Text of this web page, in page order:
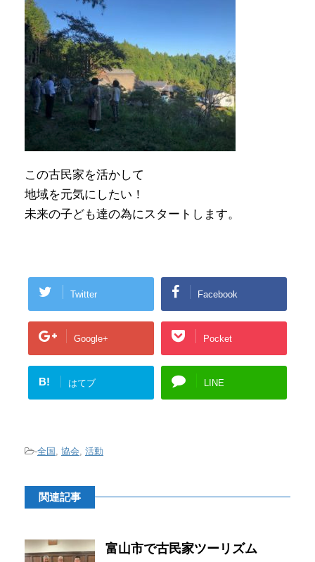
この古民家を活かして
地域を元気にしたい！
未来の子ども達の為にスタートします。
Twitter Facebook
Google+ Pocket
B! はてブ LINE
-全国 , 協会, 活動
関連記事
富山市で古民家ツーリズム